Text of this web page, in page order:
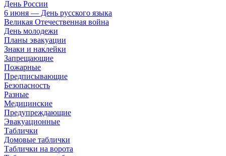
День России
6 июня — День русского языка
Великая Отечественная война
День молодежи
Планы эвакуации
Знаки и наклейки
Запрещающие
Пожарные
Предписывающие
Безопасность
Разные
Медицинские
Предупреждающие
Эвакуационные
Таблички
Домовые таблички
Таблички на ворота